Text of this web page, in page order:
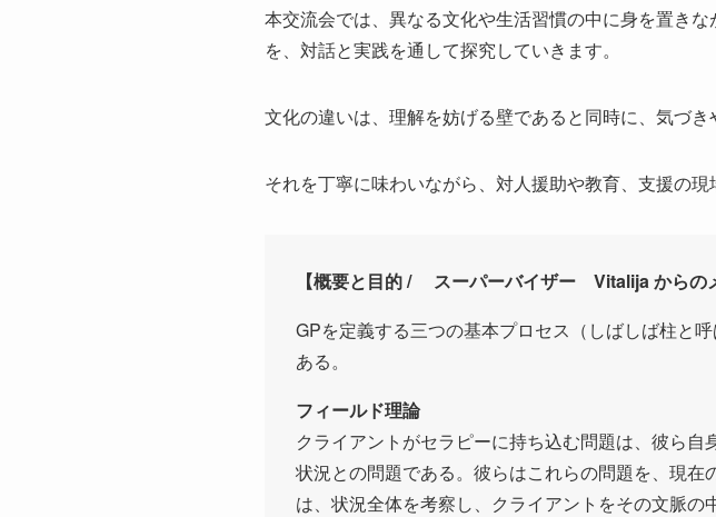
本交流会では、異なる文化や生活習慣の中に身を置き
を、対話と実践を通して探究していきます。
文化の違いは、理解を妨げる壁であると同時に、気づき
それを丁寧に味わいながら、対人援助や教育、支援の
【概要と目的 / スーパーバイザー Vitalija からの
GPを定義する三つの基本プロセス（しばしば柱と
ある。
フィールド理論
クライアントがセラピーに持ち込む問題は、彼ら
状況との問題である。彼らはこれらの問題を、現
は、状況全体を考察し、クライアントをその文脈